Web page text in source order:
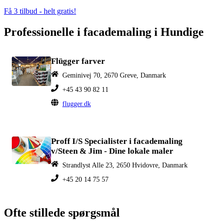
Få 3 tilbud - helt gratis!
Professionelle i facademaling i Hundige
Flügger farver
Geminivej 70, 2670 Greve, Danmark
+45 43 90 82 11
flugger.dk
Proff I/S Specialister i facademaling
v/Steen & Jim - Dine lokale maler
Strandlyst Alle 23, 2650 Hvidovre, Danmark
+45 20 14 75 57
Ofte stillede spørgsmål